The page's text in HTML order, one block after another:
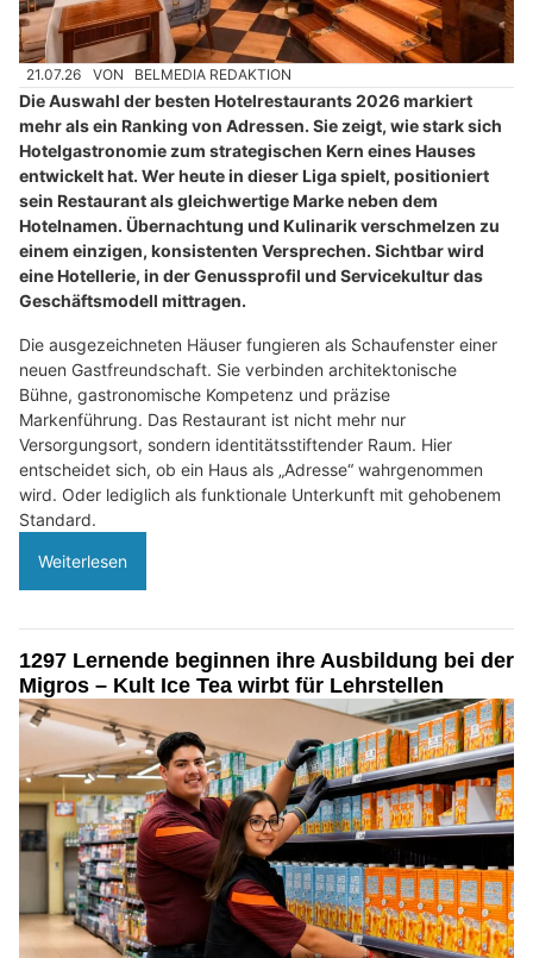
21.07.26 VON BELMEDIA REDAKTION
Die Auswahl der besten Hotelrestaurants 2026 markiert
mehr als ein Ranking von Adressen. Sie zeigt, wie stark sich
Hotelgastronomie zum strategischen Kern eines Hauses
entwickelt hat. Wer heute in dieser Liga spielt, positioniert
sein Restaurant als gleichwertige Marke neben dem
Hotelnamen. Übernachtung und Kulinarik verschmelzen zu
einem einzigen, konsistenten Versprechen. Sichtbar wird
eine Hotellerie, in der Genussprofil und Servicekultur das
Geschäftsmodell mittragen.
Die ausgezeichneten Häuser fungieren als Schaufenster einer
neuen Gastfreundschaft. Sie verbinden architektonische
Bühne, gastronomische Kompetenz und präzise
Markenführung. Das Restaurant ist nicht mehr nur
Versorgungsort, sondern identitätsstiftender Raum. Hier
entscheidet sich, ob ein Haus als „Adresse“ wahrgenommen
wird. Oder lediglich als funktionale Unterkunft mit gehobenem
Standard.
Weiterlesen
1297 Lernende beginnen ihre Ausbildung bei der
Migros – Kult Ice Tea wirbt für Lehrstellen